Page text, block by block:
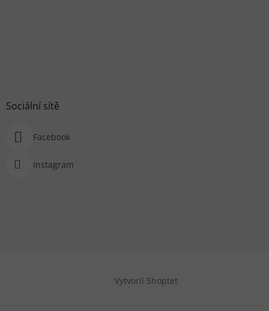
Sociální sítě
Facebook
Instagram
Vytvoril Shoptet